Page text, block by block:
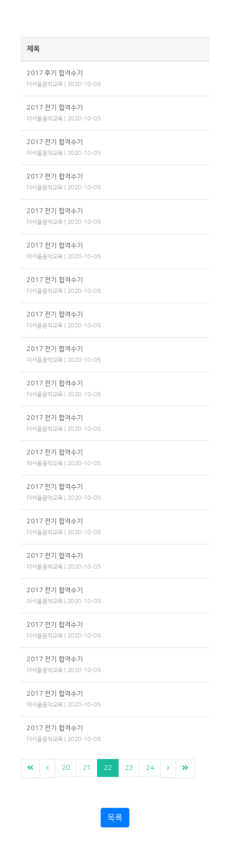
제목
2017 후기 합격수기
더서울음악교육 | 2020-10-05
2017 전기 합격수기
더서울음악교육 | 2020-10-05
2017 전기 합격수기
더서울음악교육 | 2020-10-05
2017 전기 합격수기
더서울음악교육 | 2020-10-05
2017 전기 합격수기
더서울음악교육 | 2020-10-05
2017 전기 합격수기
더서울음악교육 | 2020-10-05
2017 전기 합격수기
더서울음악교육 | 2020-10-05
2017 전기 합격수기
더서울음악교육 | 2020-10-05
2017 전기 합격수기
더서울음악교육 | 2020-10-05
2017 전기 합격수기
더서울음악교육 | 2020-10-05
2017 전기 합격수기
더서울음악교육 | 2020-10-05
2017 전기 합격수기
더서울음악교육 | 2020-10-05
2017 전기 합격수기
더서울음악교육 | 2020-10-05
2017 전기 합격수기
더서울음악교육 | 2020-10-05
2017 전기 합격수기
더서울음악교육 | 2020-10-05
2017 전기 합격수기
더서울음악교육 | 2020-10-05
2017 전기 합격수기
더서울음악교육 | 2020-10-05
2017 전기 합격수기
더서울음악교육 | 2020-10-05
2017 전기 합격수기
더서울음악교육 | 2020-10-05
2017 전기 합격수기
더서울음악교육 | 2020-10-05
20 21 22 23 24
목록